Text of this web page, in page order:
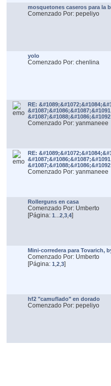
mosquetones caseros para la
Comenzado Por: pepeliyo
yolo
Comenzado Por: chenlina
RE:
Comenzado Por: yanmaneee
RE:
Comenzado Por: yanmaneee
Rollerguns en casa
Comenzado Por: Umberto
[Página: 1...2,3,4]
Mini-corredera para Tovarich,
Comenzado Por: Umberto
[Página: 1,2,3]
hf2 "camuflado" en dorado
Comenzado Por: pepeliyo